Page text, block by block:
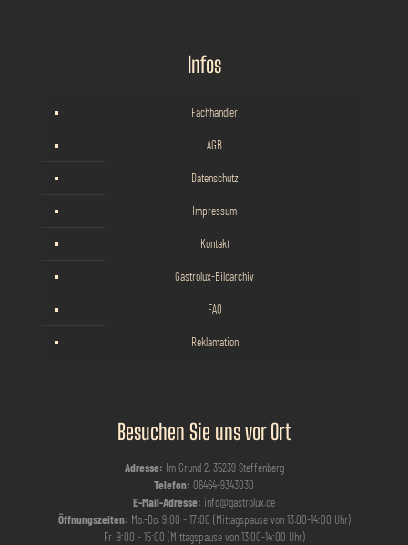
Infos
Fachhändler
AGB
Datenschutz
Impressum
Kontakt
Gastrolux-Bildarchiv
FAQ
Reklamation
Besuchen Sie uns vor Ort
Adresse: Im Grund 2, 35239 Steffenberg
Telefon: 06464-9343030
E-Mail-Adresse: info@gastrolux.de
Öffnungszeiten: Mo.-Do. 9:00 - 17:00 (Mittagspause von 13.00-14:00 Uhr)
Fr. 9:00 - 15:00 (Mittagspause von 13.00-14:00 Uhr)